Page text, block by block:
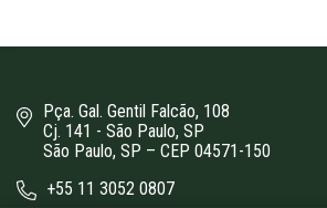
Pça. Gal. Gentil Falcão, 108
Cj. 141 - São Paulo, SP
São Paulo, SP – CEP 04571-150
+55 11 3052 0807